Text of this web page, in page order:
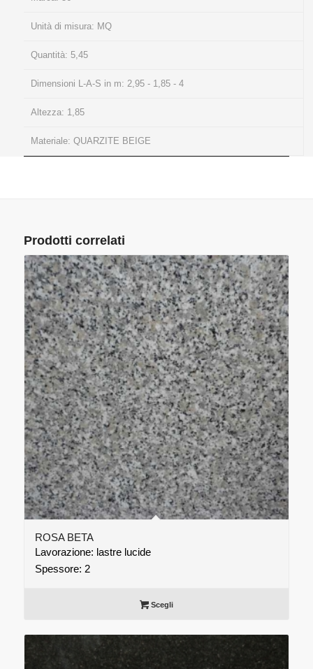
Unità di misura: MQ
Quantità: 5,45
Dimensioni L-A-S in m: 2,95 - 1,85 - 4
Altezza: 1,85
Materiale: QUARZITE BEIGE
Prodotti correlati
ROSA BETA
Lavorazione: lastre lucide
Spessore: 2
Scegli